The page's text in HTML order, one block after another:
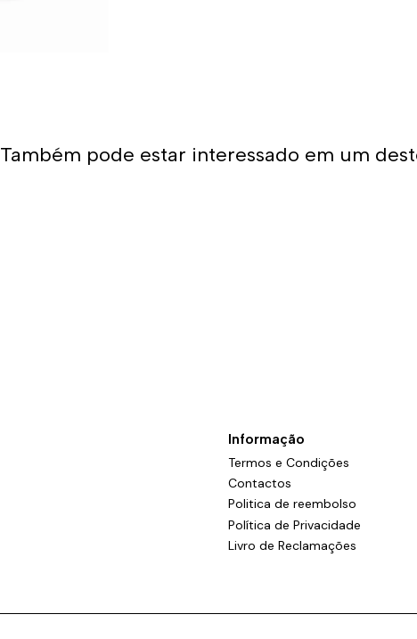
Também pode estar interessado em um
Informação
Termos e Condições
Contactos
Politica de reembolso
Política de Privacidade
Livro de Reclamações